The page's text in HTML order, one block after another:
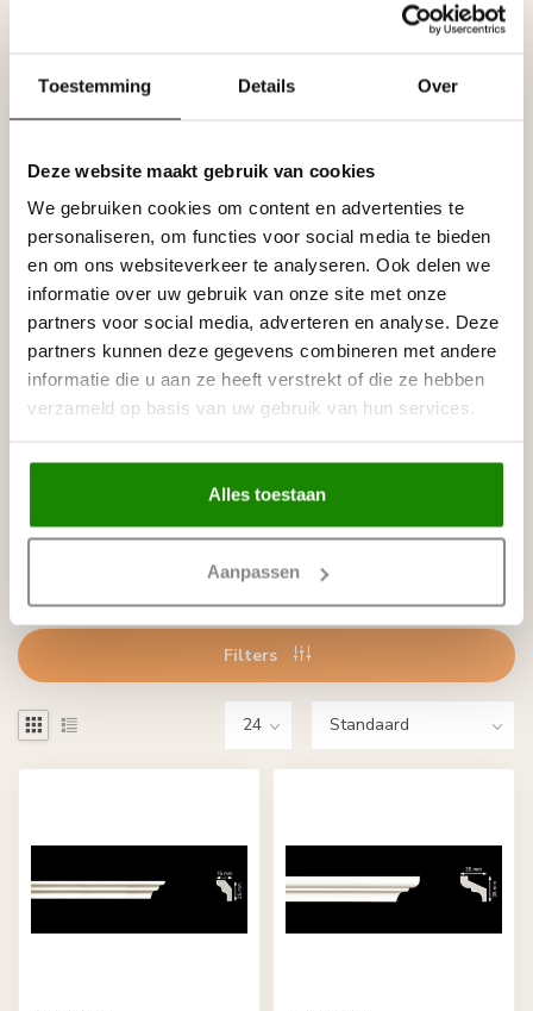
Toestemming Details Over
Deze website maakt gebruik van cookies
We gebruiken cookies om content en advertenties te
personaliseren, om functies voor social media te bieden
en om ons websiteverkeer te analyseren. Ook delen we
informatie over uw gebruik van onze site met onze
partners voor social media, adverteren en analyse. Deze
partners kunnen deze gegevens combineren met andere
informatie die u aan ze heeft verstrekt of die ze hebben
verzameld op basis van uw gebruik van hun services.
Alles toestaan
Aanpassen
Verbergen plafondlijsten ook kabels en
Wat is het verschil tussen kroonlijsten, moluren
en plafond plinten?
Welke soorten plafondlijsten zijn populair?
Waar kan ik plafondlijsten kopen in België?
Hoe zaag ik plafondlijsten in verstek?
Filters